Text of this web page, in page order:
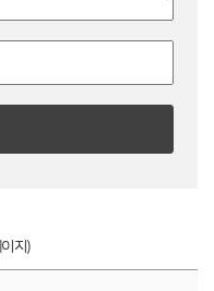
지)